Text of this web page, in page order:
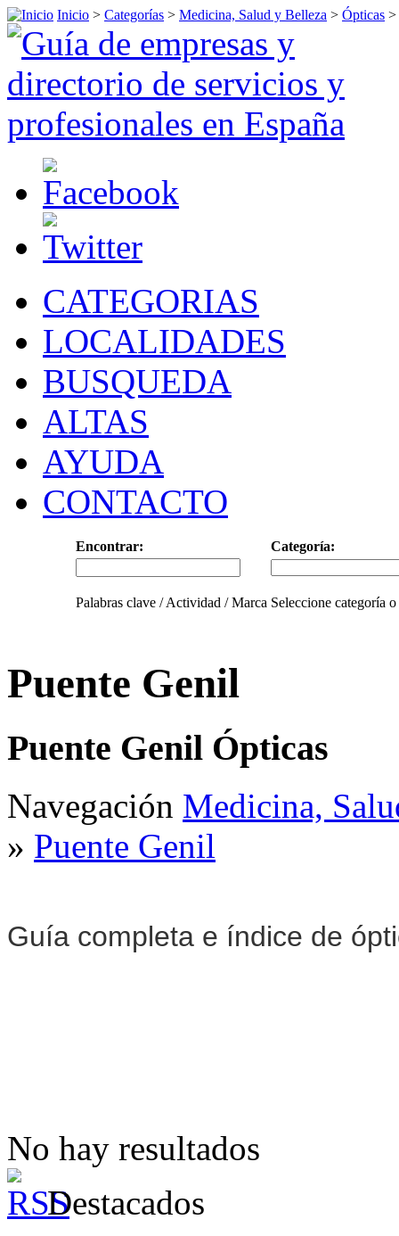
Inicio > Categorías > Medicina, Salud y Belleza > Ópticas >
CATEGORIAS
LOCALIDADES
BUSQUEDA
ALTAS
AYUDA
CONTACTO
Encontrar: Categoría:
Palabras clave / Actividad / Marca Seleccione categoría
Puente Genil
Puente Genil Ópticas
Navegación Medicina,
» Puente Genil
Guía completa e índice de
No hay resultados
Destacados